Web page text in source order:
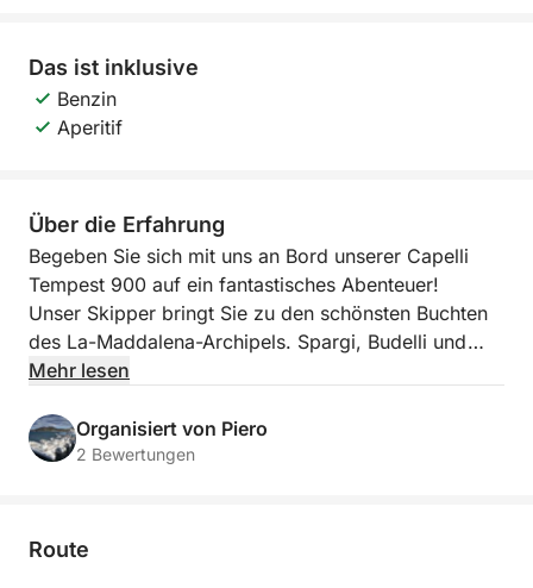
Das ist inklusive
Benzin
Aperitif
Über die Erfahrung
Begeben Sie sich mit uns an Bord unserer Capelli
Tempest 900 auf ein fantastisches Abenteuer!
Unser Skipper bringt Sie zu den schönsten Buchten
des La-Maddalena-Archipels. Spargi, Budelli und
Santa Maria bilden die Kulisse für einen
Vergnügen.
An Bord servieren wir Ihnen außerdem einen kleinen
Mehr lesen
Organisiert von Piero
2 Bewertungen
Route